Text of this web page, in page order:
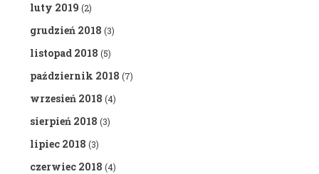
luty 2019 (2)
grudzień 2018 (3)
listopad 2018 (5)
październik 2018 (7)
wrzesień 2018 (4)
sierpień 2018 (3)
lipiec 2018 (3)
czerwiec 2018 (4)